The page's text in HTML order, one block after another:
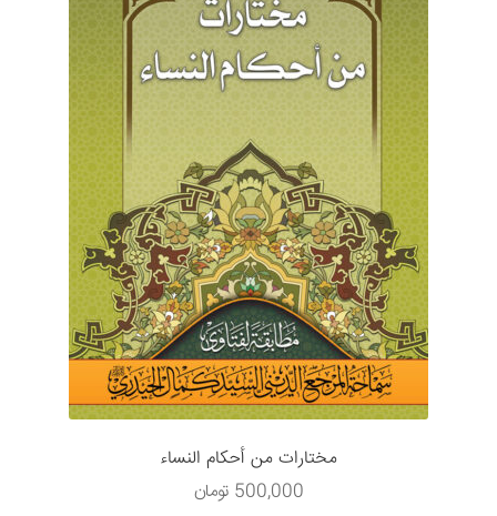
پرداخت
تماس با ما
ثبت شکایات
حساب کاربری من
درباره ما
سبد خرید
قوانین و مقررات
مختارات من أحکام النساء
500,000 تومان